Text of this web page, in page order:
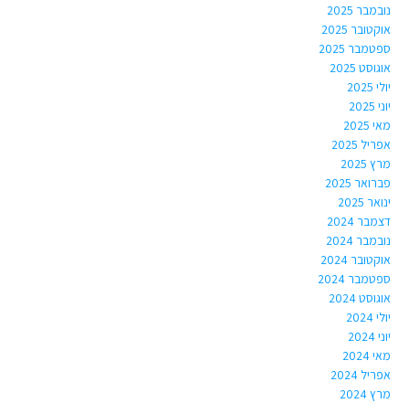
נובמבר 2025
אוקטובר 2025
ספטמבר 2025
אוגוסט 2025
יולי 2025
יוני 2025
מאי 2025
אפריל 2025
מרץ 2025
פברואר 2025
ינואר 2025
דצמבר 2024
נובמבר 2024
אוקטובר 2024
ספטמבר 2024
אוגוסט 2024
יולי 2024
יוני 2024
מאי 2024
אפריל 2024
מרץ 2024